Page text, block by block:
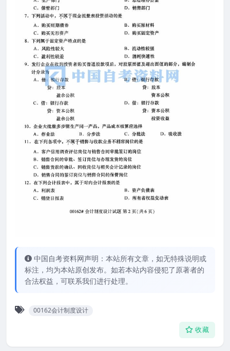
中国自考资料网声明：本站所有文章，如无特殊说明或
标注，均为本站原创发布。如若本站内容侵犯了原著者的
合法权益，可联系我们进行处理。
00162会计制度设计
收藏